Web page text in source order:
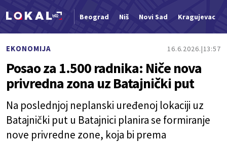
Beograd Niš Novi Sad Kragujevac
EKONOMIJA 16.6.2026. 13:57
Posao za 1.500 radnika: Niče nova
privredna zona uz Batajnički put
Na poslednjoj neplanski uređenoj lokaciji uz
Batajnički put u Batajnici planira se formiranje
nove privredne zone, koja bi prema